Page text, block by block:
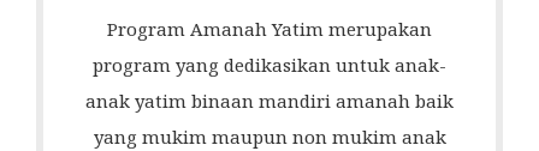
Program Amanah Yatim merupakan
program yang dedikasikan untuk anak-
anak yatim binaan mandiri amanah baik
yang mukim maupun non mukim anak